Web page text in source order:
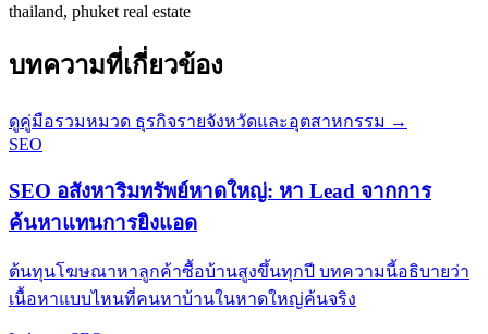
thailand, phuket real estate
บทความที่เกี่ยวข้อง
ดูคู่มือรวมหมวด ธุรกิจรายจังหวัดและอุตสาหกรรม →
SEO
SEO อสังหาริมทรัพย์หาดใหญ่: หา Lead จากการ
ค้นหาแทนการยิงแอด
ต้นทุนโฆษณาหาลูกค้าซื้อบ้านสูงขึ้นทุกปี บทความนี้อธิบายว่า
เนื้อหาแบบไหนที่คนหาบ้านในหาดใหญ่ค้นจริง